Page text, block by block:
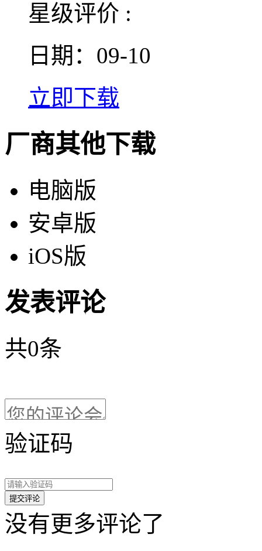
星级评价 :
日期：09-10
立即下载
厂商其他下载
电脑版
安卓版
iOS版
发表评论
共0条
验证码
没有更多评论了